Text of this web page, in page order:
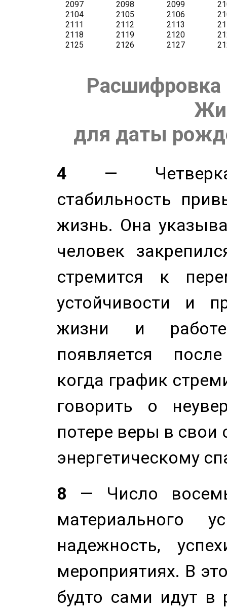
Расшифровка
для даты
4 — Четверка
стабильность
жизнь. Она
человек
стремится к
устойчивости и
жизни и
появляется
когда график
говорить о
потере веры в свои
энергетическому
8 — Число
материального
надежность,
мероприятиях. В
будто сами идут в